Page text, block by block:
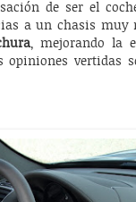
de ser el
a un chasis muy
, mejorando la
vertidas